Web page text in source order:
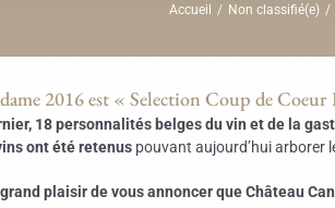
Accueil / Non classifié(e) /
2016 est « Selection Coup de
18 personnalités belges du vin et de la
ont été retenus pouvant aujourd’hui arborer
plaisir de vous annoncer que Château